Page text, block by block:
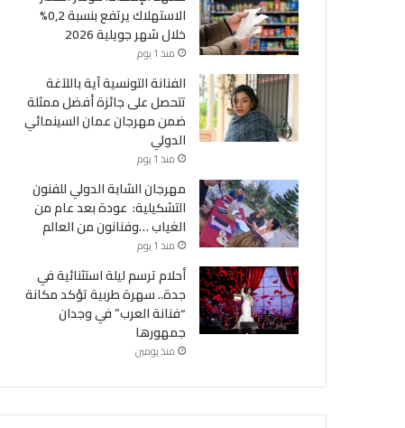
الاستهلاك يرتفع بنسبة 0,2%
خلال شهر جويلية 2026
منذ 1 يوم
الفنانة التونسية آية باللآغة
تتحصل على جائزة أفضل ممثلة
ضمن مهرجان عمان السينمائي
الدولي
منذ 1 يوم
مهرجان الشابة الدولي للفنون
التشكيلية: عودة بعد عام من
الغياب …وفنانون من العالم
منذ 1 يوم
أحلام ترسم ليلة استثنائية في
جدة.. سهرة طربية تؤكد مكانة
“فنانة العرب” في وجدان
جمهورها
منذ يومين